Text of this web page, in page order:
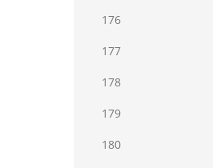
176
177
178
179
180